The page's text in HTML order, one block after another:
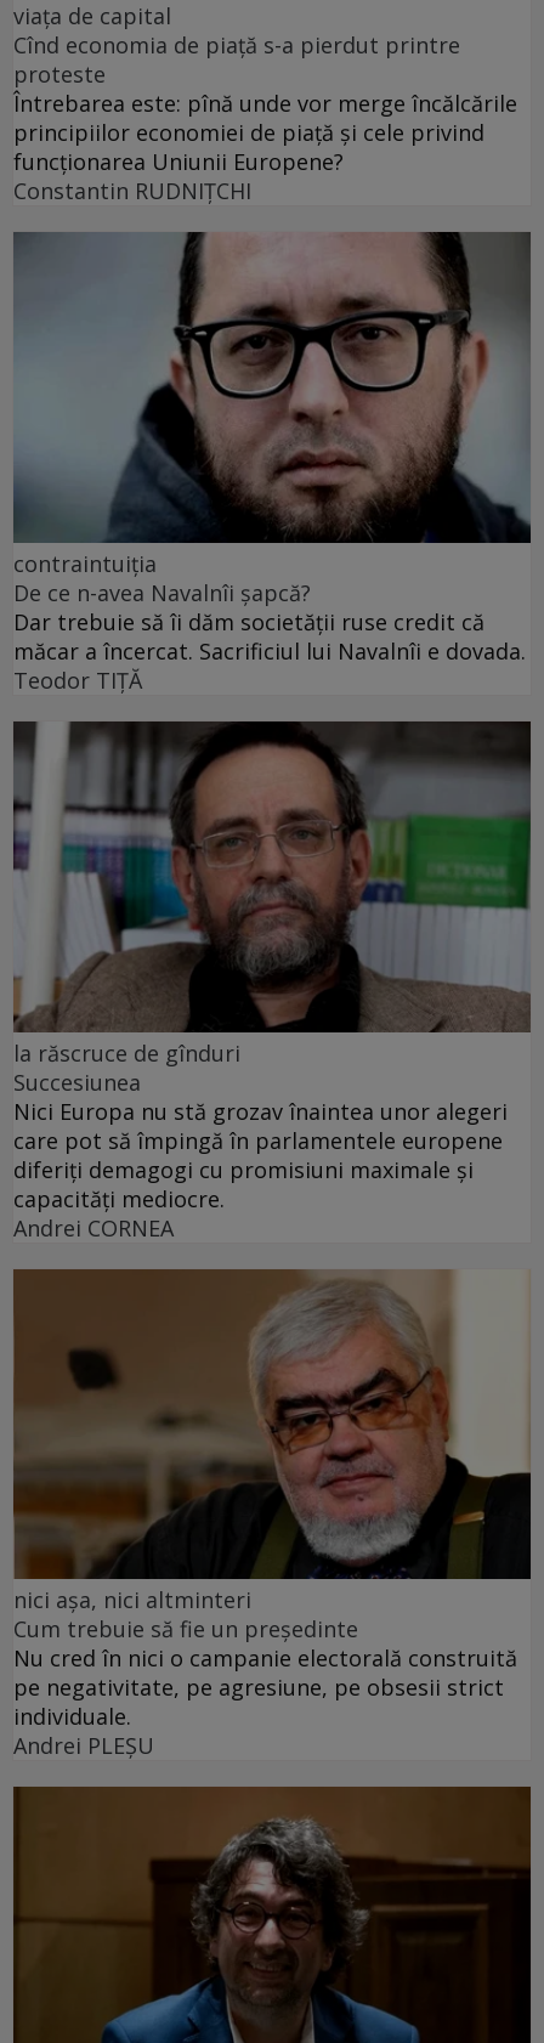
viața de capital
Cînd economia de piață s-a pierdut printre
proteste
Întrebarea este: pînă unde vor merge încălcările
principiilor economiei de piață și cele privind
funcționarea Uniunii Europene?
Constantin RUDNIŢCHI
contraintuiția
De ce n-avea Navalnîi șapcă?
Dar trebuie să îi dăm societății ruse credit că
măcar a încercat. Sacrificiul lui Navalnîi e dovada.
Teodor TIŢĂ
la răscruce de gînduri
Succesiunea
Nici Europa nu stă grozav înaintea unor alegeri
care pot să împingă în parlamentele europene
diferiți demagogi cu promisiuni maximale și
capacități mediocre.
Andrei CORNEA
nici așa, nici altminteri
Cum trebuie să fie un președinte
Nu cred în nici o campanie electorală construită
pe negativitate, pe agresiune, pe obsesii strict
individuale.
Andrei PLEŞU